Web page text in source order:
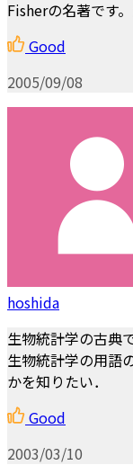
Fisherの名著です
Good
2005/09/08
hoshida
生物統計学の古典
生物統計学の用語
かを知りたい．
Good
2003/03/10